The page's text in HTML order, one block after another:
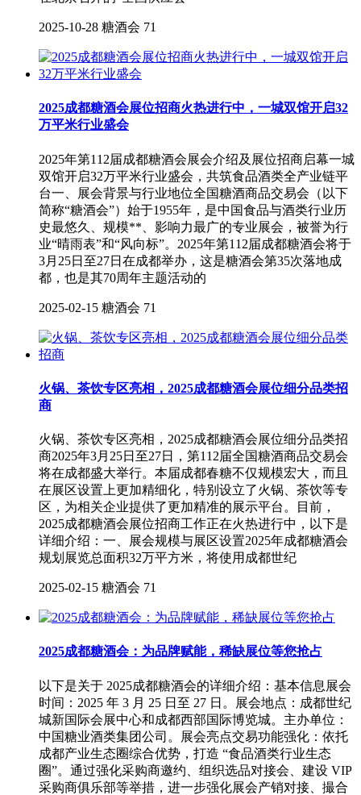
2025-10-28 糖酒会 71
2025成都糖酒会展位招商火热进行中，一城双馆开启32
万平米行业盛会
2025年第112届成都糖酒会展会介绍及展位招商启幕一城
双馆开启32万平米行业盛会，共筑食品酒类全产业链平
台一、展会背景与行业地位全国糖酒商品交易会（以下
简称“糖酒会”）始于1955年，是中国食品与酒类行业历
史最悠久、规模**、影响力最广的专业展会，被誉为行
业“晴雨表”和“风向标”。2025年第112届成都糖酒会将于
3月25日至27日在成都举办，这是糖酒会第35次落地成
都，也是其70周年主题活动的
2025-02-15 糖酒会 71
火锅、茶饮专区亮相，2025成都糖酒会展位细分品类招
商
火锅、茶饮专区亮相，2025成都糖酒会展位细分品类招
商2025年3月25日至27日，第112届全国糖酒商品交易会
将在成都盛大举行。本届成都春糖不仅规模宏大，而且
在展区设置上更加精细化，特别设立了火锅、茶饮等专
区，为相关企业提供了更加精准的展示平台。目前，
2025成都糖酒会展位招商工作正在火热进行中，以下是
详细介绍：一、展会规模与展区设置2025年成都糖酒会
规划展览总面积32万平方米，将使用成都世纪
2025-02-15 糖酒会 71
2025成都糖酒会：为品牌赋能，稀缺展位等您抢占
以下是关于 2025成都糖酒会的详细介绍：基本信息展会
时间：2025 年 3 月 25 日至 27 日。展会地点：成都世纪
城新国际会展中心和成都西部国际博览城。主办单位：
中国糖业酒类集团公司。展会亮点交易功能强化：依托
成都产业生态圈综合优势，打造 “食品酒类行业生态
圈”。通过强化采购商邀约、组织选品对接会、建设 VIP
采购商俱乐部等举措，进一步强化展会产销对接、撮合